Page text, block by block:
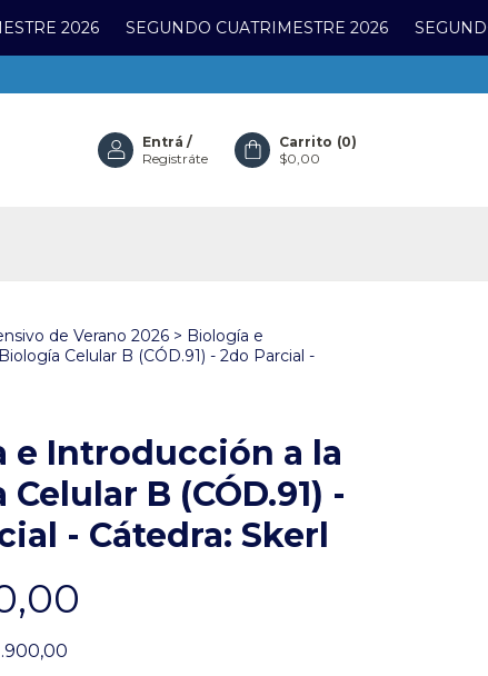
SEGUNDO CUATRIMESTRE 2026 SEGUNDO
Entrá /
Registráte
Carrito (0)
$0,00
de Verano 2026 > Biología e
Celular B (CÓD.91) - 2do Parcial -
e Introducción a la
B (CÓD.91) -
- Cátedra: Skerl